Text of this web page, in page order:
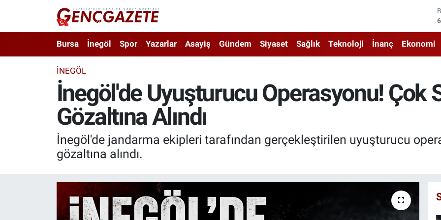
Bursa İnegöl Spor Yazarlar Asayiş Gündem Siyaset Sağlık Teknoloji İnanç Ekonomi
İNEGÖL
İnegöl'de Uyuşturucu Operasyonu! Çok
Gözaltına Alındı
İnegöl'de jandarma ekipleri tarafından gerçekleştirilen uyuşturucu
gözaltına alındı.
3.SAYFA
Ekonomi
Nöbetçi Eczaneler
Trafik Durumu
Süper Lig Puan Durumu ve Fikstür
Tüm Manşetler
Son Dakika Haberleri
Haber Arşivi